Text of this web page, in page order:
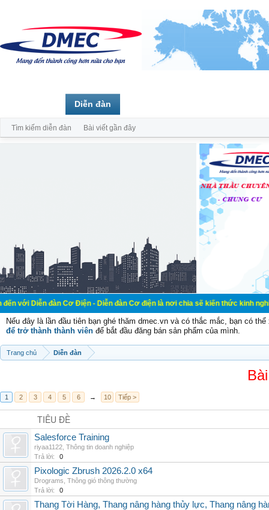
đàn Cơ Điện - Diễn đàn Cơ điện là nơi chia sẽ kiến thức kinh nghiệm
Nếu đây là lần đầu tiên bạn ghé thăm dmec.vn và có thắc mắc, bạn có
để trở thành thành viên để bắt đầu đăng bán sản phẩm của mình.
Trang chủ Diễn đàn
1 2 3 4 5 6 → 10 Tiếp >
TIÊU ĐỀ
Salesforce Training
riyaa1122 Thông tin doanh nghiệp
Trả lời:
0
Pixologic Zbrush 2026.2.0 x64
Drograms Thông gió thông thường
Trả lời:
0
Thang Tời Hàng, Thang nâng hàng thủy lực, Thang nâng
Diễn đàn
Tìm kiếm diễn đàn Bài viết gần đây